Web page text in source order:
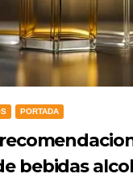
PORTADA
bebidas